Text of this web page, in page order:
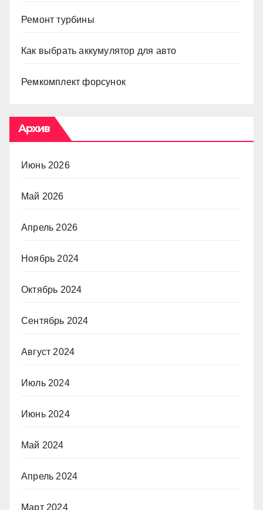
Ремонт турбины
Как выбрать аккумулятор для авто
Ремкомплект форсунок
Архив
Июнь 2026
Май 2026
Апрель 2026
Ноябрь 2024
Октябрь 2024
Сентябрь 2024
Август 2024
Июль 2024
Июнь 2024
Май 2024
Апрель 2024
Март 2024